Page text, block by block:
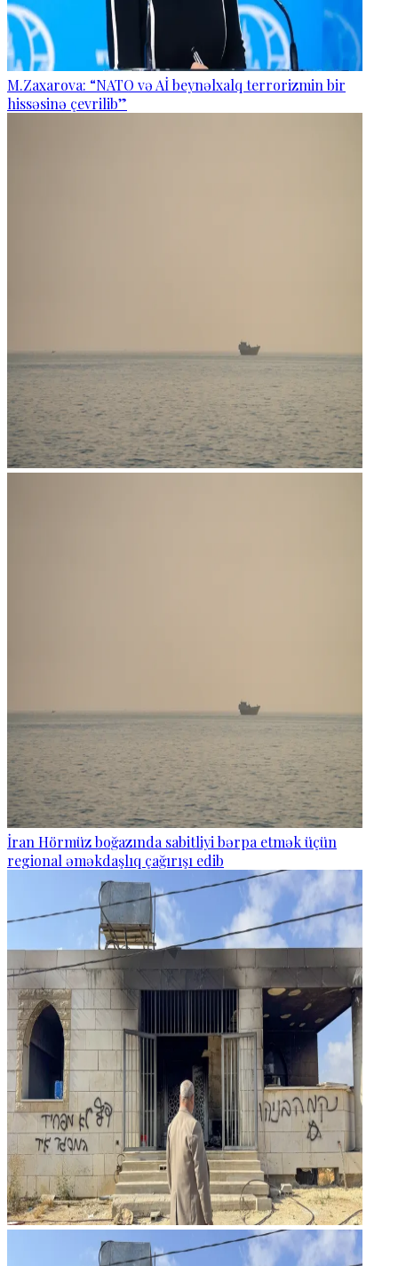
M.Zaxarova: “NATO və Aİ beynəlxalq terrorizmin bir
hissəsinə çevrilib”
İran Hörmüz boğazında sabitliyi bərpa etmək üçün
regional əməkdaşlıq çağırışı edib